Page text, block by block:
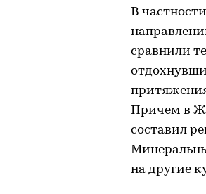
В
сравнили
Причем в
составил
на другие